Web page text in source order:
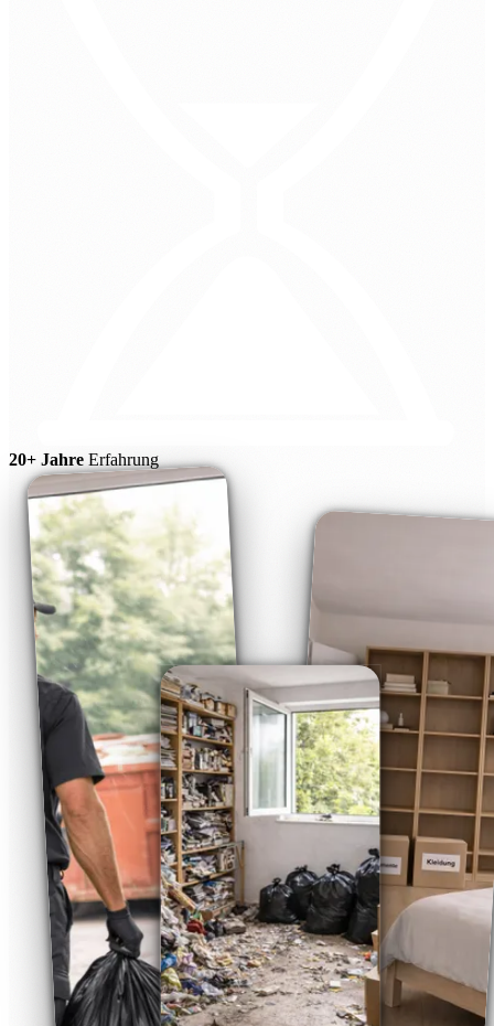
20+ Jahre Erfahrung